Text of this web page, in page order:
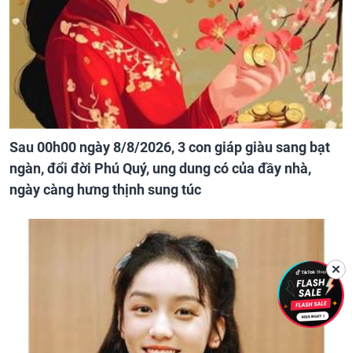
Sau 00h00 ngày 8/8/2026, 3 con giáp giàu sang bạt
ngàn, đổi đời Phú Quý, ung dung có của đầy nhà,
ngày càng hưng thịnh sung túc
✕